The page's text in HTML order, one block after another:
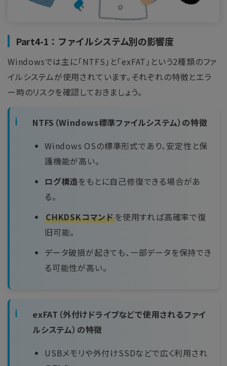
Part4-1：ファイルシステム別の影響度
Windowsでは主に「NTFS」と「exFAT」という2種類のファ
イルシステムが使用されています。それぞれの特徴とエラ
ー時のリスクを確認しておきましょう。
NTFS（Windows標準ファイルシステム）の特徴
Windows OSの標準形式であり、安定性と保
護機能が高い。
ログ構造をもとに自己修復できる場合があ
る。
CHKDSKコマンドを使用すれば高確率で復
旧可能。
データ破損が起きても、一部データを保持でき
る可能性が高い。
exFAT（外付けドライブなどで使用されるファイ
ルシステム）の特徴
USBメモリや外付けSSDなどで広く利用され